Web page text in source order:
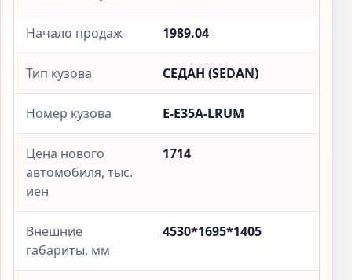
Начало продаж 1989.04
Тип кузова СЕДАН (SEDAN)
Номер кузова E-E35A-LRUM
Цена нового
автомобиля, тыс.
иен
1714
Внешние
габариты, мм
4530*1695*1405